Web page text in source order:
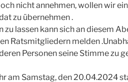
nicht annehmen, wollen wir
zu übernehmen .
lassen kann sich an diesem
Ratsmitgliedern melden
Personen seine Stimme zu
am Samstag, den 20.04.2024